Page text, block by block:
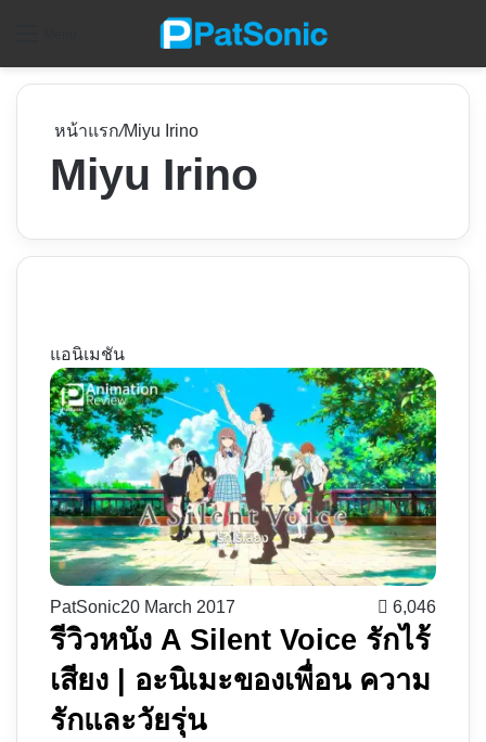
หน้าแรก/Miyu Irino
Miyu Irino
แอนิเมชัน
PatSonic20 March 2017 6,046
รีวิวหนัง A Silent Voice รักไร้
เสียง | อะนิเมะของเพื่อน ความ
รักและวัยรุ่น